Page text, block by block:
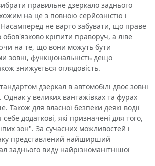
правильне дзеркало заднього
на це з повною серйозністю і
Насамперед не варто забувати, що праве
обов'язково кріпити праворуч, а ліве
на те, що вони можуть бути
зовні, функціональність дещо
знижується оглядовість.
дзеркал в автомобілі двоє зовні
Однак у великих вантажівках та фурах
Також для власної безпеки деякі водії
додаткові, які призначені для того,
зон". За сучасних можливостей і
представлений найширший
заднього виду найрізноманітнішої